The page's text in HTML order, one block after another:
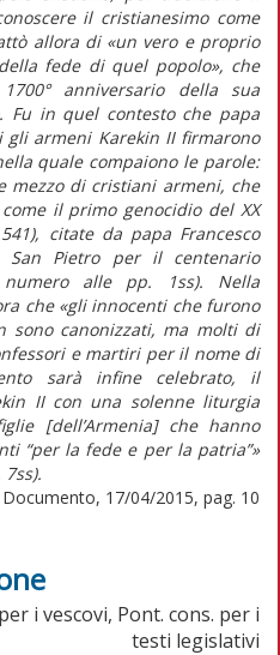
il cristianesimo come
allora di «un vero e proprio
fede di quel popolo», che
anniversario della sua
Fu in quel contesto che papa
armeni Karekin II firmarono
quale compaiono le parole:
mezzo di cristiani armeni, che
il primo genocidio del XX
citate da papa Francesco
Pietro per il centenario
alle pp. 1ss). Nella
che «gli innocenti che furono
sono canonizzati, ma molti di
e martiri per il nome di
sarà infine celebrato, il
II con una solenne liturgia
[dell’Armenia] che hanno
“per la fede e per la patria”»
Documento, 17/04/2015, pag. 10
i vescovi, Pont. cons. per i
testi legislativi